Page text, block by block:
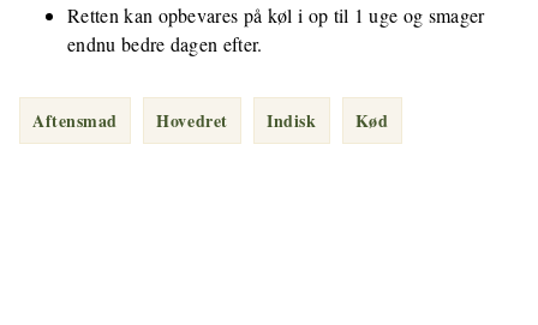
Retten kan opbevares på køl i op til 1 uge og smager
endnu bedre dagen efter.
Aftensmad Hovedret Indisk Kød